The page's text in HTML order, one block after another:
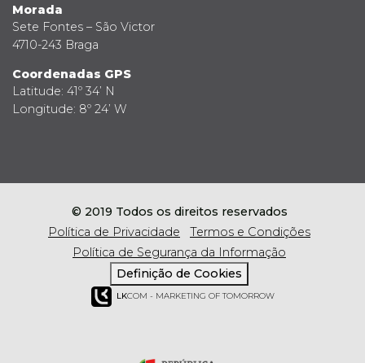
Morada
Sete Fontes – São Victor
4710-243 Braga
Coordenadas GPS
Latitude: 41º 34’ N
Longitude: 8º 24’ W
© 2019 Todos os direitos reservados
Política de Privacidade
Termos e Condições
Política de Segurança da Informação
Definição de Cookies
LKCOM - MARKETING OF TOMORROW